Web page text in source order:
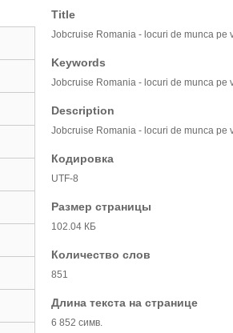
Title
Jobcruise Romania - locuri de munca pe
Keywords
Jobcruise Romania - locuri de munca pe
Description
Jobcruise Romania - locuri de munca pe
Кодировка
UTF-8
Размер страницы
102.04 КБ
Количество слов
851
Длина текста на странице
6 852 симв.